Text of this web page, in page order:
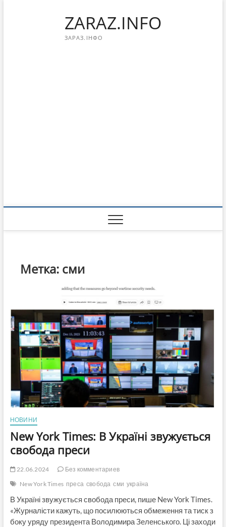
ZARAZ.INFO
ЗАРАЗ.ІНФО
Метка: сми
НОВИНИ
New York Times: В Україні звужується
свобода преси
22.06.2024
Без комментариев
New York Times преса свобода сми україна
В Україні звужується свобода преси, пише New York Times.
«Журналісти кажуть, що посилюються обмеження та тиск з
боку уряду президента Володимира Зеленського. Ці заходи